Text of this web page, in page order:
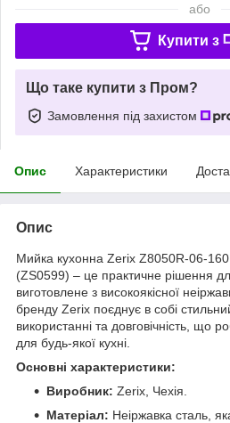
або
Купити з
Що таке купити з Пром?
Замовлення під захистом
Опис Характеристики
Опис
Мийка кухонна Zerix Z8050R-06-
(ZS0599) – це практичне рішення
виготовлене з високоякісної
бренду Zerix поєднує в собі
використанні та довговічність, що
для будь-якої кухні.
Основні характеристики:
Виробник: Zerix, Чехія.
Матеріал: Неіржавка сталь,